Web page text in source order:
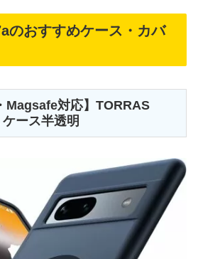
のおすすめケース・カバ
Magsafe対応】TORRAS
ース半透明